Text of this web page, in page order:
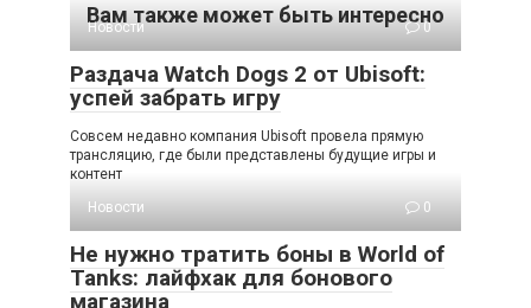
Вам также может быть интересно
Новости 0
Раздача Watch Dogs 2 от Ubisoft:
успей забрать игру
Совсем недавно компания Ubisoft провела прямую
трансляцию, где были представлены будущие игры и
контент
Новости
0
Не нужно тратить боны в World of
Tanks: лайфхак для бонового
магазина